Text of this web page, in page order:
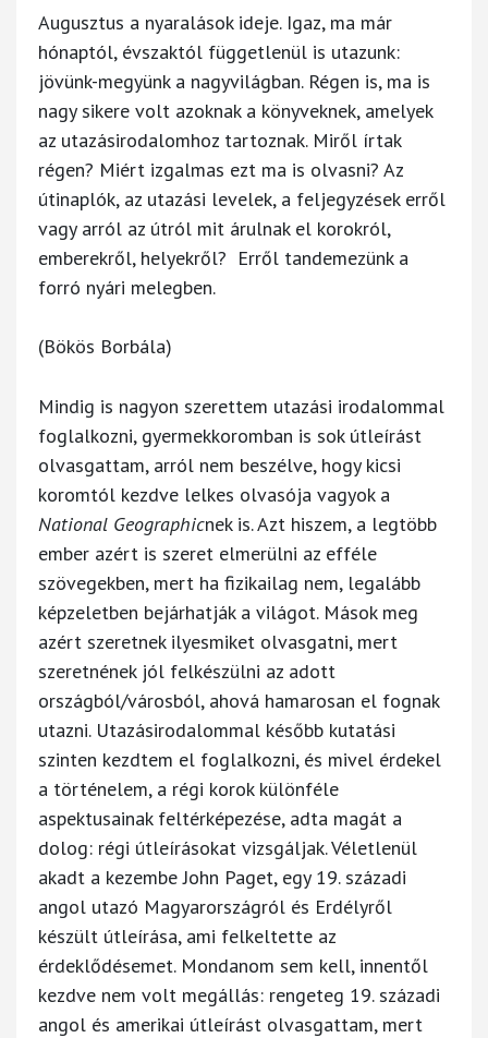
Augusztus a nyaralások ideje. Igaz, ma már
hónaptól, évszaktól függetlenül is utazunk:
jövünk-megyünk a nagyvilágban. Régen is, ma is
nagy sikere volt azoknak a könyveknek, amelyek
az utazásirodalomhoz tartoznak. Miről írtak
régen? Miért izgalmas ezt ma is olvasni? Az
útinaplók, az utazási levelek, a feljegyzések erről
vagy arról az útról mit árulnak el korokról,
emberekről, helyekről? Erről tandemezünk a
forró nyári melegben.
(Bökös Borbála)
Mindig is nagyon szerettem utazási irodalommal
foglalkozni, gyermekkoromban is sok útleírást
olvasgattam, arról nem beszélve, hogy kicsi
koromtól kezdve lelkes olvasója vagyok a
National Geographicnek is. Azt hiszem, a legtöbb
ember azért is szeret elmerülni az efféle
szövegekben, mert ha fizikailag nem, legalább
képzeletben bejárhatják a világot. Mások meg
azért szeretnek ilyesmiket olvasgatni, mert
szeretnének jól felkészülni az adott
országból/városból, ahová hamarosan el fognak
utazni. Utazásirodalommal később kutatási
szinten kezdtem el foglalkozni, és mivel érdekel
a történelem, a régi korok különféle
aspektusainak feltérképezése, adta magát a
dolog: régi útleírásokat vizsgáljak. Véletlenül
akadt a kezembe John Paget, egy 19. századi
angol utazó Magyarországról és Erdélyről
készült útleírása, ami felkeltette az
érdeklődésemet. Mondanom sem kell, innentől
kezdve nem volt megállás: rengeteg 19. századi
angol és amerikai útleírást olvasgattam, mert